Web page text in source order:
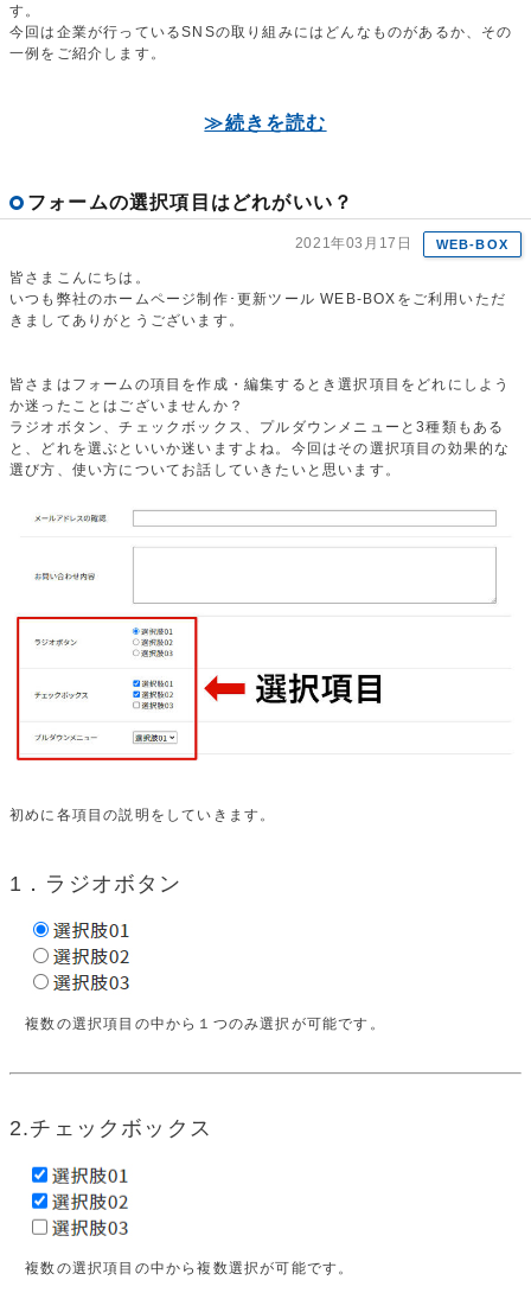
す。
今回は企業が行っているSNSの取り組みにはどんなものがあるか、その
一例をご紹介します。
≫続きを読む
フォームの選択項目はどれがいい？
2021年03月17日 WEB-BOX
皆さまこんにちは。
いつも弊社のホームページ制作･更新ツール WEB-BOXをご利用いただ
きましてありがとうございます。
皆さまはフォームの項目を作成・編集するとき選択項目をどれにしよう
か迷ったことはございませんか？
ラジオボタン、チェックボックス、プルダウンメニューと3種類もある
と、どれを選ぶといいか迷いますよね。今回はその選択項目の効果的な
選び方、使い方についてお話していきたいと思います。
初めに各項目の説明をしていきます。
1．ラジオボタン
複数の選択項目の中から１つのみ選択が可能です。
2.チェックボックス
複数の選択項目の中から複数選択が可能です。